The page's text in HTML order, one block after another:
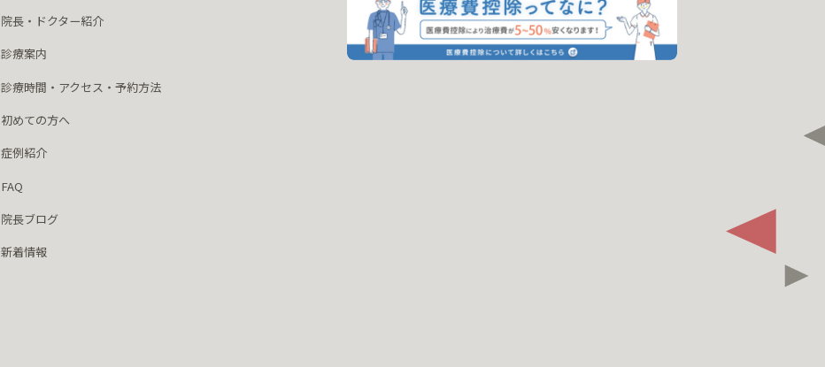
院長・ドクター紹介
診療案内
診療時間・アクセス・予約方法
初めての方へ
症例紹介
FAQ
院長ブログ
新着情報